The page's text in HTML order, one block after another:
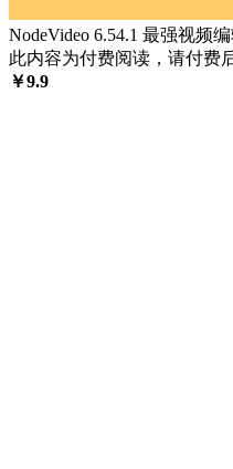
NodeVideo 6.54.1 最强视频
此内容为付费阅读，请付费
￥9.9